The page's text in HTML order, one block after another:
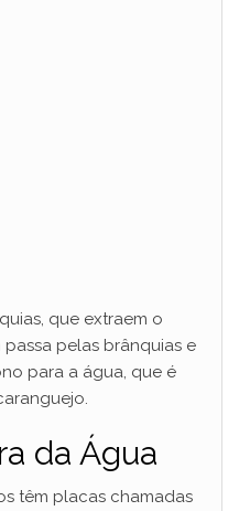
que extraem o
pelas brânquias e
para a água, que é
da Água
têm placas chamadas